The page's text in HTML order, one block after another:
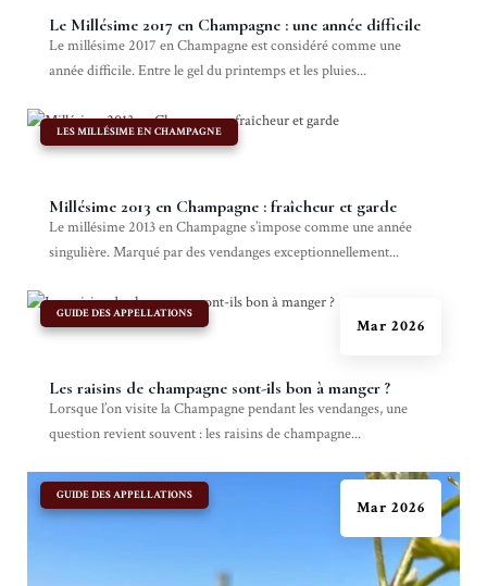
Le Millésime 2017 en Champagne : une année difficile
Le millésime 2017 en Champagne est considéré comme une
année difficile. Entre le gel du printemps et les pluies...
Millésime 2013 en Champagne : fraîcheur et garde
Mar 2026
LES MILLÉSIME EN CHAMPAGNE
Le millésime 2013 en Champagne s’impose comme une année
singulière. Marqué par des vendanges exceptionnellement...
Les raisins de champagne sont-ils bon à manger ?
Mar 2026
GUIDE DES APPELLATIONS
Lorsque l’on visite la Champagne pendant les vendanges, une
question revient souvent : les raisins de champagne...
GUIDE DES APPELLATIONS